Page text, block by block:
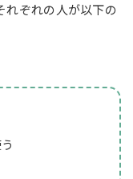
れぞれの人が以下の